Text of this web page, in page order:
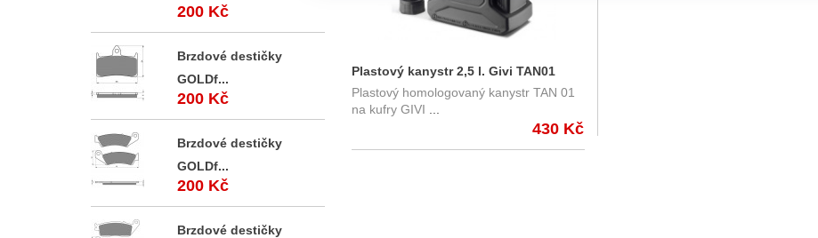
Plastový kanystr 2,5 l. Givi TAN01
Plastový homologovaný kanystr TAN 01
na kufry GIVI
430 Kč
200 Kč
Brzdové destičky
GOLDf...
200 Kč
Brzdové destičky
GOLDf...
200 Kč
Brzdové destičky